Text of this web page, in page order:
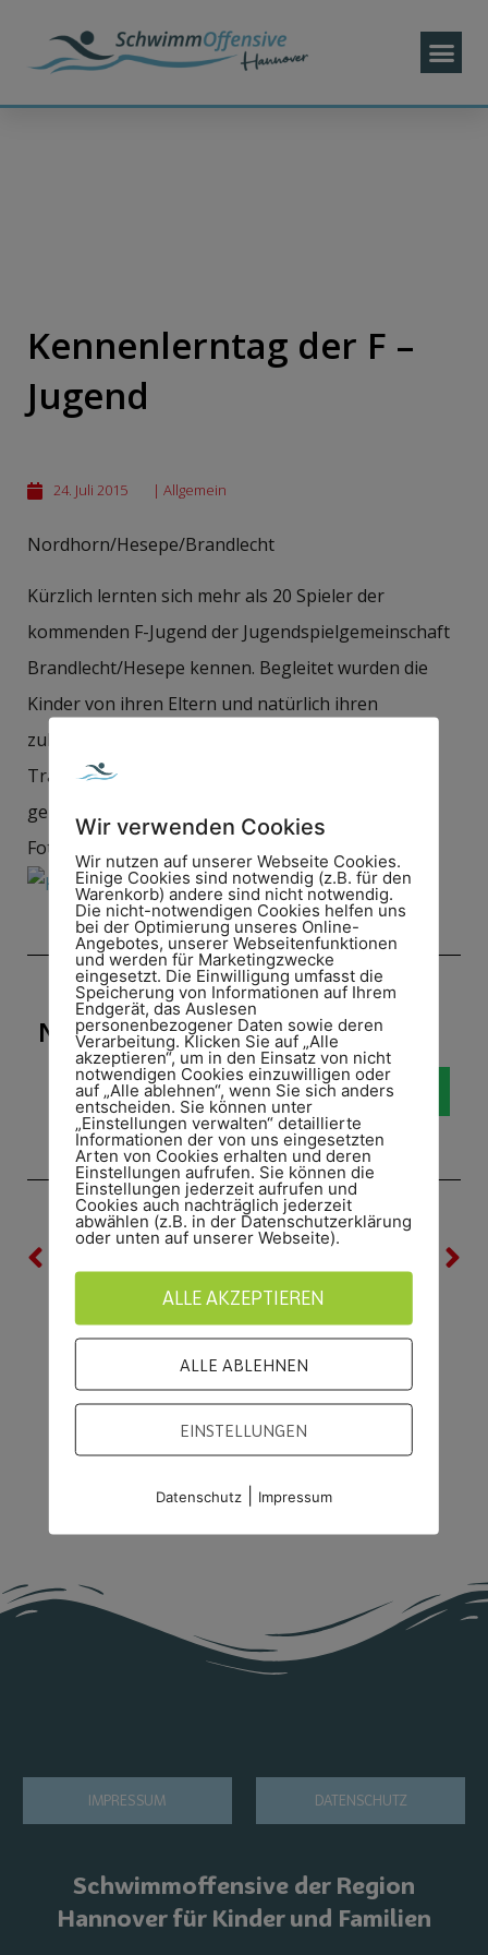
Kennenlerntag der F –
Jugend
24. Juli 2015 | Allgemein
Nordhorn/Hesepe/Brandlecht
Kürzlich lernten sich mehr als 20 Spieler der
kommenden F-Jugend der Jugendspielgemeinschaft
Brandlecht/Hesepe kennen. Begleitet wurden die
Kinder von ihren Eltern und natürlich ihren
zukünftigen und bisherigen Betreuern und
Trainern. Die Veranstaltung endete mit einem
gemeinsamen Grillabend.
Foto: Chris Hassink
NEUIGKEIT WEITERSAGEN!
VORHERIGE
SpVgg Brandlecht – Hestrup und Heseper SV bilden eine JSG
IMPRESSUM DATENSCHUTZ
Schwimmoffensive der Region
Hannover für Kinder und Familien
Wir verwenden Cookies
Wir nutzen auf unserer Webseite Cookies.
Einige Cookies sind notwendig (z.B. für den
Warenkorb) andere sind nicht notwendig.
Die nicht-notwendigen Cookies helfen uns
bei der Optimierung unseres Online-
Angebotes, unserer Webseitenfunktionen
und werden für Marketingzwecke
eingesetzt. Die Einwilligung umfasst die
Speicherung von Informationen auf Ihrem
Endgerät, das Auslesen
personenbezogener Daten sowie deren
Verarbeitung. Klicken Sie auf „Alle
akzeptieren“, um in den Einsatz von nicht
notwendigen Cookies einzuwilligen oder
auf „Alle ablehnen“, wenn Sie sich anders
entscheiden. Sie können unter
„Einstellungen verwalten“ detaillierte
Informationen der von uns eingesetzten
Arten von Cookies erhalten und deren
Einstellungen aufrufen. Sie können die
Einstellungen jederzeit aufrufen und
Cookies auch nachträglich jederzeit
abwählen (z.B. in der Datenschutzerklärung
oder unten auf unserer Webseite).
ALLE AKZEPTIEREN
ALLE ABLEHNEN
EINSTELLUNGEN
Datenschutz| Impressum